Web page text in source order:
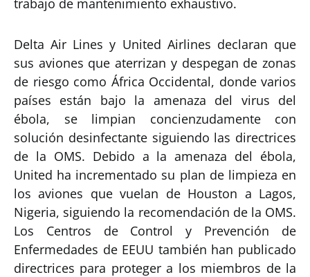
Delta Air Lines y United Airlines declaran que
sus aviones que aterrizan y despegan de zonas
de riesgo como África Occidental, donde varios
países están bajo la amenaza del virus del
ébola, se limpian concienzudamente con
solución desinfectante siguiendo las directrices
de la OMS. Debido a la amenaza del ébola,
United ha incrementado su plan de limpieza en
los aviones que vuelan de Houston a Lagos,
Nigeria, siguiendo la recomendación de la OMS.
Los Centros de Control y Prevención de
Enfermedades de EEUU también han publicado
directrices para proteger a los miembros de la